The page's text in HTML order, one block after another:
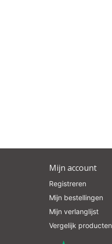
Mijn account
Registreren
Mijn bestellingen
Mijn verlanglijst
Vergelijk producten